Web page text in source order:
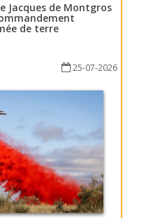
Jacques de Montgros
de terre
25-07-2026